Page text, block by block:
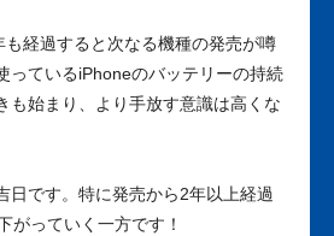
経過すると次なる機種の発売が噂
っているiPhoneのバッテリーの持続
も始まり、より手放す意識は高くな
日です。特に発売から2年以上経過
がっていく一方です！